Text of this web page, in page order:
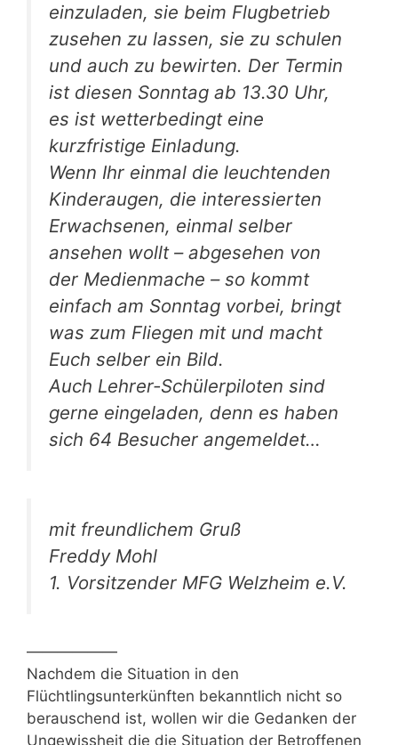
einzuladen, sie beim Flugbetrieb
zusehen zu lassen, sie zu schulen
und auch zu bewirten. Der Termin
ist diesen Sonntag ab 13.30 Uhr,
es ist wetterbedingt eine
kurzfristige Einladung.
Wenn Ihr einmal die leuchtenden
Kinderaugen, die interessierten
Erwachsenen, einmal selber
ansehen wollt – abgesehen von
der Medienmache – so kommt
einfach am Sonntag vorbei, bringt
was zum Fliegen mit und macht
Euch selber ein Bild.
Auch Lehrer-Schülerpiloten sind
gerne eingeladen, denn es haben
sich 64 Besucher angemeldet…
mit freundlichem Gruß
Freddy Mohl
1. Vorsitzender MFG Welzheim e.V.
——————
Nachdem die Situation in den
Flüchtlingsunterkünften bekanntlich nicht so
berauschend ist, wollen wir die Gedanken der
Ungewissheit die die Situation der Betroffenen